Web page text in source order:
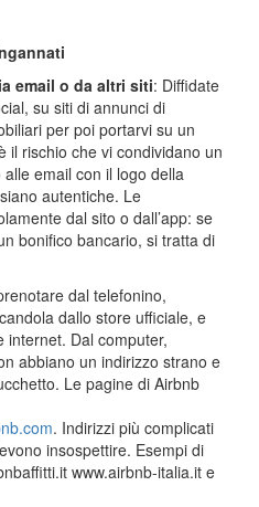
email o da altri siti: Diffidate
su siti di annunci di
per poi portarvi su un
il rischio che vi condividano un
email con il logo della
autentiche. Le
dal sito o dall’app: se
bonifico bancario, si tratta di
dal telefonino,
dallo store ufficiale, e
internet. Dal computer,
abbiano un indirizzo strano e
Le pagine di Airbnb
. Indirizzi più complicati
insospettire. Esempi di
www.airbnb-italia.it e